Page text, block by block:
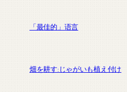
「最佳的」语言
畑を耕す:じゃがいも植え付け